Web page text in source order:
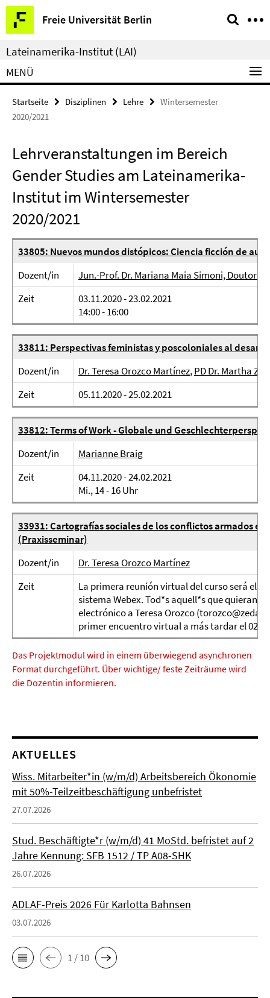
Springe
direkt
zu
Inhalt
Freie Universität Berlin
Service-
Navigation
Lateinamerika-Institut (LAI)
MENÜ
Startseite Disziplinen Lehre
Wintersemester
2020/2021
Lehrveranstaltungen im Bereich
Gender Studies am Lateinamerika-
Institut im Wintersemester
2020/2021
33805: Nuevos mundos distópicos: Ciencia ficción de
Dozent/in
Jun.-Prof. Dr. Mariana Maia Simoni, Doutora
Zeit
03.11.2020 - 23.02.2021
14:00 - 16:00
33811: Perspectivas feministas y poscoloniales al
Dozent/in
Dr. Teresa Orozco Martínez,PD Dr. Martha
Zeit
05.11.2020 - 25.02.2021
33812: Terms of Work - Globale und
Dozent/in
Marianne Braig
Zeit
04.11.2020 - 24.02.2021
Mi., 14 - 16 Uhr
33931: Cartografías sociales de los conflictos armados
(Praxisseminar)
Dozent/in
Dr. Teresa Orozco Martínez
Zeit
La primera reunión virtual del curso será el
sistema Webex. Tod*s aquell*s que quieran
electrónico a Teresa Orozco
primer encuentro virtual a más tardar el 02
Das Projektmodul wird in einem überwiegend asynchronen
Format durchgeführt. Über wichtige/ feste Zeiträume wird
die Dozentin informieren.
AKTUELLES
Wiss. Mitarbeiter*in (w/m/d) Arbeitsbereich Ökonomie
mit 50%-Teilzeitbeschäftigung unbefristet
27.07.2026
Stud. Beschäftigte*r (w/m/d) 41 MoStd. befristet auf 2
Jahre Kennung: SFB 1512 / TP A08-SHK
26.07.2026
ADLAF-Preis 2026 Für Karlotta Bahnsen
03.07.2026
1 / 10